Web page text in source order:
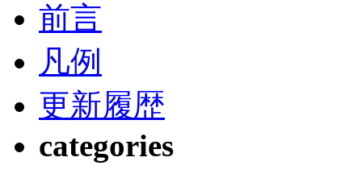
前言
凡例
更新履歴
categories